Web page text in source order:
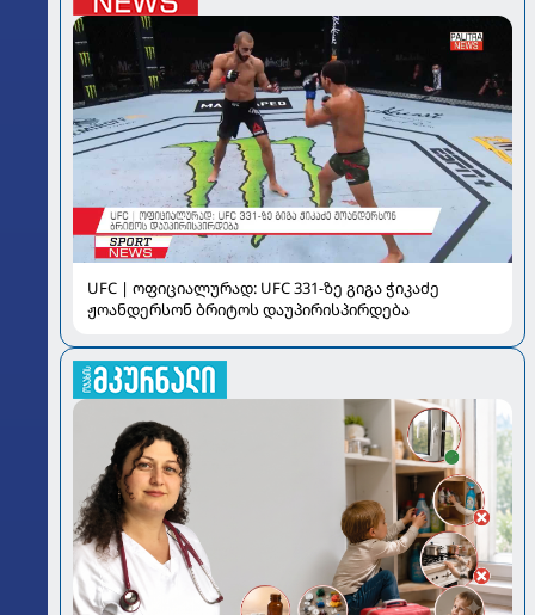
UFC | ოფიციალურად: UFC 331-ზე გიგა ჭიკაძე
ჟოანდერსონ ბრიტოს დაუპირისპირდება